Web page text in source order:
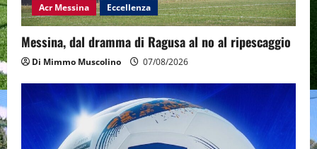
Acr Messina Eccellenza
Messina, dal dramma di Ragusa al no al ripescaggio
Di Mimmo Muscolino 07/08/2026